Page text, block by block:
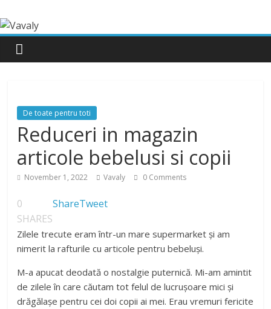
De toate pentru toti
Reduceri in magazin
articole bebelusi si copii
November 1, 2022 Vavaly 0 Comments
0
SHARES
ShareTweet
Zilele trecute eram într-un mare supermarket și am
nimerit la rafturile cu articole pentru bebeluși.
M-a apucat deodată o nostalgie puternică. Mi-am amintit
de zilele în care căutam tot felul de lucrușoare mici și
drăgălașe pentru cei doi copii ai mei. Erau vremuri fericite